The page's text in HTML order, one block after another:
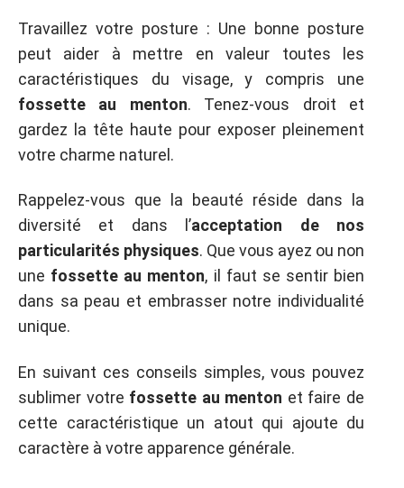
Travaillez votre posture : Une bonne posture
peut aider à mettre en valeur toutes les
caractéristiques du visage, y compris une
fossette au menton. Tenez-vous droit et
gardez la tête haute pour exposer pleinement
votre charme naturel.
Rappelez-vous que la beauté réside dans la
diversité et dans l’acceptation de nos
particularités physiques. Que vous ayez ou non
une fossette au menton, il faut se sentir bien
dans sa peau et embrasser notre individualité
unique.
En suivant ces conseils simples, vous pouvez
sublimer votre fossette au menton et faire de
cette caractéristique un atout qui ajoute du
caractère à votre apparence générale.